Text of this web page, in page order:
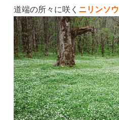
道端の所々に咲く ニリンソウ